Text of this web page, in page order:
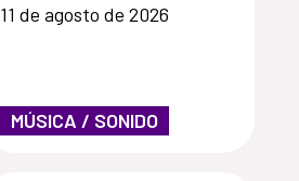
11 de agosto de 2026
MÚSICA / SONIDO